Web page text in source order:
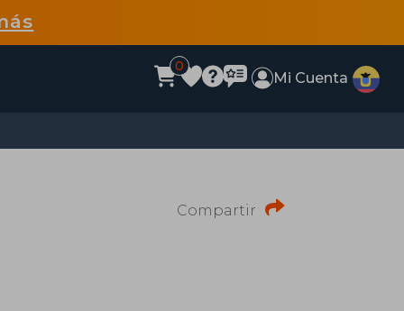
0
Mi Cuenta
Compartir